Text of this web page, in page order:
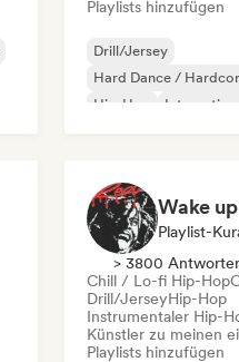
Playlists hinzufügen
Drill/Jersey
Hard Dance /
Hip-Hop
Wake
Playlist-
> 3800
Chill / Lo-fi Hip-Hop
Drill/JerseyHip-Hop
Instrumentaler Hip-
Künstler zu meinen
Playlists hinzufügen